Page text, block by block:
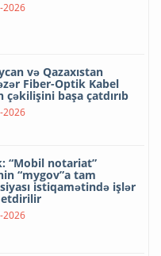
2026
və Qazaxıstan
Fiber-Optik Kabel
çəkilişini başa çatdırıb
2026
“Mobil notariat”
“mygov”a tam
istiqamətində işlər
2026